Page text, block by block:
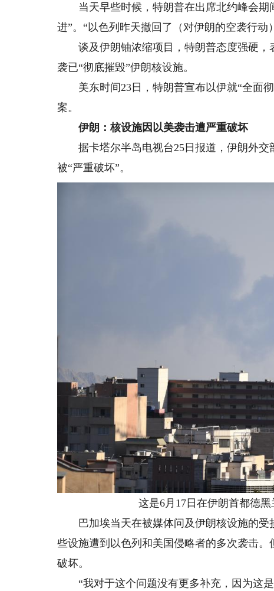
当天早些时候，特朗普在出席北约峰会期
进”。“以色列昨天撤回了（对伊朗的空袭行动
谈及伊朗铀浓缩项目，特朗普态度强硬，
袭已“彻底摧毁”伊朗核设施。
美东时间23日，特朗普宣布以伊就“全面彻
案。
伊朗：核设施因以美袭击遭严重破坏
据卡塔尔半岛电视台25日报道，伊朗外交
被“严重破坏”。
这是6月17日在伊朗首都德黑
巴加埃当天在被媒体问及伊朗核设施的受
些设施遭到以色列和美国侵略者的多次袭击
破坏。
“我对于这个问题没有更多补充，因为这是